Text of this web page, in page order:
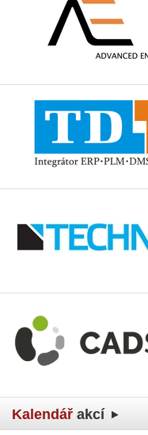
Kalendář akcí